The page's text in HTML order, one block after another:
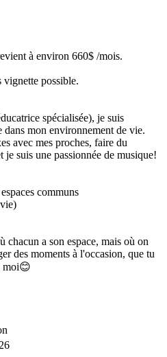
à environ 660$ /mois.
vignette possible.
spécialisée), je suis
dans mon environnement de vie.
avec mes proches, faire du
je suis une passionnée de musique!
communs
chacun a son espace, mais où on
des moments à l'occasion, que tu
moi😊